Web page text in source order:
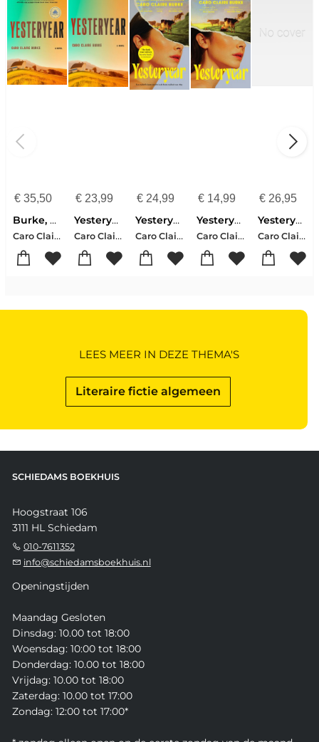
€35,50
Burke, C: Yesteryear: A GMA Book Club Pick
Caro Claire Burke
€23,99
Yesteryear
Caro Claire Burke
€ 24,99
Yesteryear
Caro Claire Burke
€ 14,99
Yesteryear
Caro Claire Burke
€ 26,95
Yesteryear
Caro Claire Burke
Literaire fictie algemeen
LEES MEER IN DEZE THEMA'S
SCHIEDAMS BOEKHUIS
Hoogstraat 106
3111 HL Schiedam
010-7611352
info@schiedamsboekhuis.nl
Openingstijden
Maandag Gesloten
Dinsdag: 10.00 tot 18:00
Woensdag: 10:00 tot 18:00
Donderdag: 10.00 tot 18:00
Vrijdag: 10.00 tot 18:00
Zaterdag: 10.00 tot 17:00
Zondag: 12:00 tot 17:00*